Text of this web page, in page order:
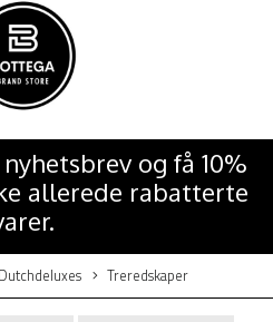
og få 10%
allerede rabatterte
Dutchdeluxes Treredskaper